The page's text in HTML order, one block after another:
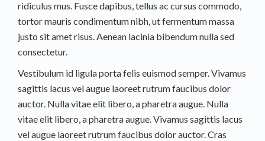
ridiculus mus. Fusce dapibus, tellus ac cursus commodo,
tortor mauris condimentum nibh, ut fermentum massa
justo sit amet risus. Aenean lacinia bibendum nulla sed
consectetur.
Vestibulum id ligula porta felis euismod semper. Vivamus
sagittis lacus vel augue laoreet rutrum faucibus dolor
auctor. Nulla vitae elit libero, a pharetra augue. Nulla
vitae elit libero, a pharetra augue. Vivamus sagittis lacus
vel augue laoreet rutrum faucibus dolor auctor. Cras